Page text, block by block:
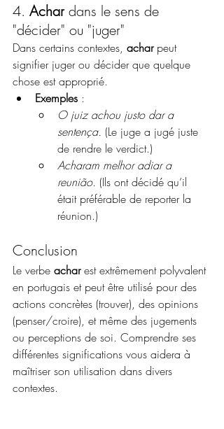
4. Achar dans le sens de
"décider" ou "juger"
Dans certains contextes, achar peut
signifier juger ou décider que quelque
chose est approprié.
Exemples :
O juiz achou justo dar a
sentença. (Le juge a jugé juste
de rendre le verdict.)
Acharam melhor adiar a
reunião. (Ils ont décidé qu’il
était préférable de reporter la
réunion.)
Conclusion
Le verbe achar est extrêmement polyvalent
en portugais et peut être utilisé pour des
actions concrètes (trouver), des opinions
(penser/croire), et même des jugements
ou perceptions de soi. Comprendre ses
différentes significations vous aidera à
maîtriser son utilisation dans divers
contextes.